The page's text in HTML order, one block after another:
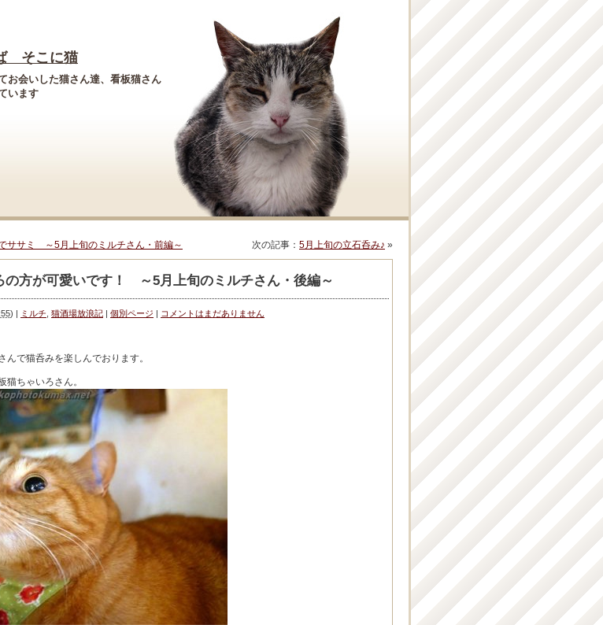
そこに猫
お会いした猫さん達、看板猫さん
います
ササミ ～5月上旬のミルチさん・前編～ 次の記事： 5月上旬の立石呑み♪ »
の方が可愛いです！ ～5月上旬のミルチさん・後編～
) | ミルチ 猫酒場放浪記 | 個別ページ | コメントはまだありません
んで猫呑みを楽しんでおります。
猫ちゃいろさん。